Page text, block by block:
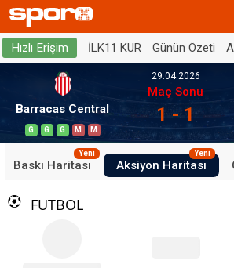
Hızlı Erişim İLK11 KUR Günün Özeti
Barracas Central
G G G M M
29.04.2026
Maç Sonu
1 - 1
Baskı Haritası
Yeni
Aksiyon Haritası
Yeni
FUTBOL